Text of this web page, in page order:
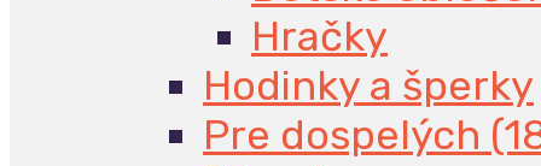
Hračky
Hodinky a šperky
Pre dospelých